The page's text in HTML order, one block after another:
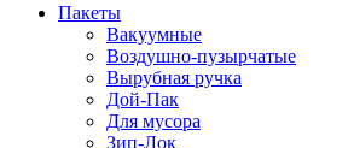
Пакеты
Вакуумные
Воздушно-пузырчатые
Вырубная ручка
Дой-Пак
Для мусора
Зип-Лок